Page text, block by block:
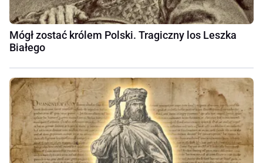
Mógł zostać królem Polski. Tragiczny los Leszka
Białego